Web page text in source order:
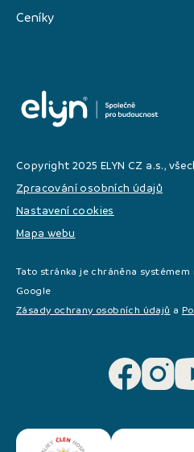
Ceníky
Copyright 2025 ELYN CZ a.s.,
Zpracování osobních údajů
Nastavení cookies
Mapa webu
Tato stránka je chráněna systémem
Google
Zásady ochrany osobních údajů a